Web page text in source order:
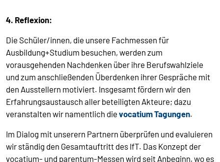
4. Reflexion:
Die Schüler/innen, die unsere Fachmessen für
Ausbildung+Studium besuchen, werden zum
vorausgehenden Nachdenken über ihre Berufswahlziele
und zum anschließenden Überdenken ihrer Gespräche mit
den Ausstellern motiviert. Insgesamt fördern wir den
Erfahrungsaustausch aller beteiligten Akteure; dazu
veranstalten wir namentlich die vocatium Tagungen.
Im Dialog mit unserern Partnern überprüfen und evaluieren
wir ständig den Gesamtauftritt des IfT. Das Konzept der
vocatium- und parentum-Messen wird seit Anbeginn, wo es